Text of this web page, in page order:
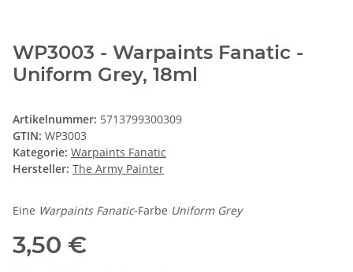
WP3003 - Warpaints Fanatic -
Uniform Grey, 18ml
Artikelnummer: 5713799300309
GTIN: WP3003
Kategorie: Warpaints Fanatic
Hersteller: The Army Painter
Eine Warpaints Fanatic-Farbe Uniform Grey
3,50 €